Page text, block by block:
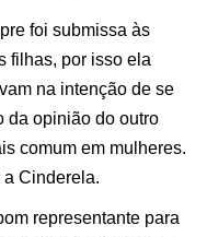
foi submissa às
filhas, por isso ela
na intenção de se
da opinião do outro
comum em mulheres.
a Cinderela.
representante para